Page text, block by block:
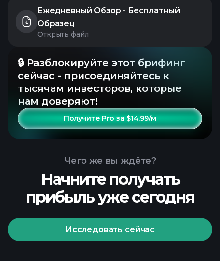
Ежедневный Обзор - Бесплатный
Образец
Открыть файл
🔒 Разблокируйте этот брифинг
сейчас - присоединяйтесь к
тысячам инвесторов, которые
нам доверяют!
Получите Pro за $14.99/м
Чего же вы ждёте?
Начните получать
прибыль уже сегодня
Исследовать сейчас